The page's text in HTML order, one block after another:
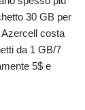
30 GB per
costa
da 1 GB/7
5$ e